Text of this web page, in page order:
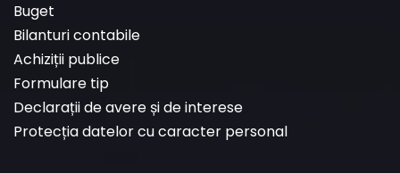
Buget
Bilanturi contabile
Achiziții publice
Formulare tip
Declarații de avere și de interese
Protecția datelor cu caracter personal